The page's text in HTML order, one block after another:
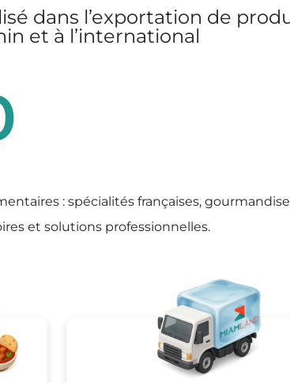
dans l’exportation de
et à l’international
: spécialités françaises,
et solutions professionnelles.